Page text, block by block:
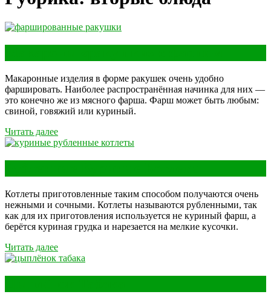
Макаронные изделия в форме ракушек очень удобно
фаршировать. Наиболее распространённая начинка для них —
это конечно же из мясного фарша. Фарш может быть любым:
свиной, говяжий или куриный.
Читать далее
Котлеты приготовленные таким способом получаются очень
нежными и сочными. Котлеты называются рубленными, так
как для их приготовления используется не куриный фарш, а
берётся куриная грудка и нарезается на мелкие кусочки.
Читать далее